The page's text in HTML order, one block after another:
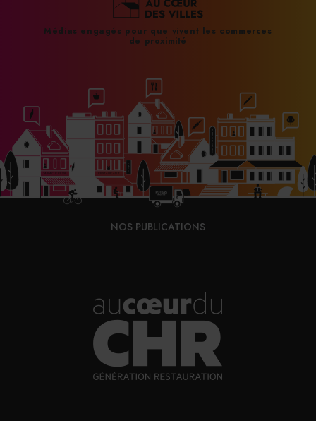
Médias engagés pour que vivent les commerces
de proximité
NOS PUBLICATIONS